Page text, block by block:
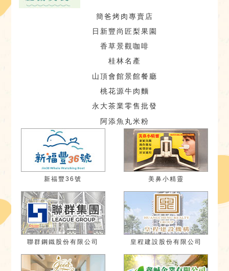
簡爸烤肉專賣店
日新豐尚匠梨果園
香草景觀咖啡
桂林名產
山頂會館景館餐廳
桃花源牛肉麵
永大茶業零售批發
阿添魚丸米粉
新福豐36號 美鼻小精靈
聯群鋼鐵股份有限公司 皇程建設股份有限公司